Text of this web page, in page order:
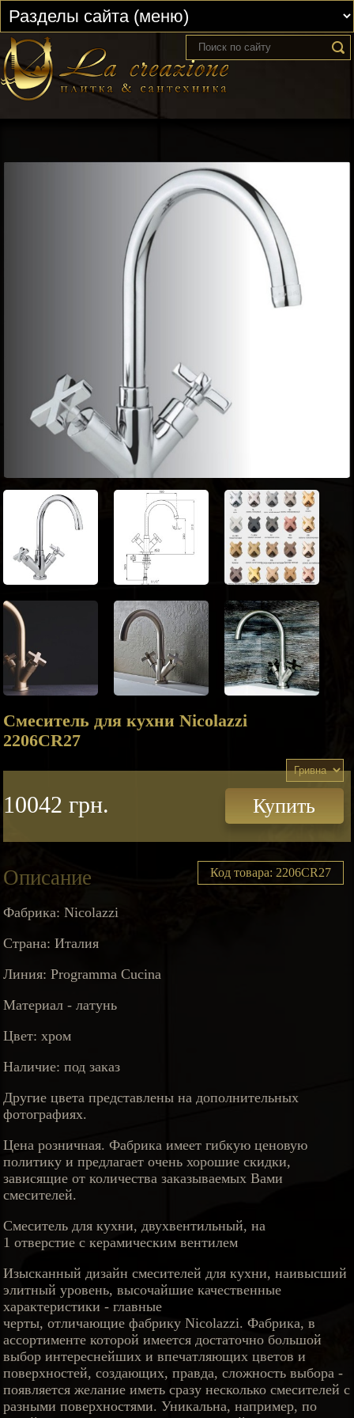
Смеситель для кухни Nicolazzi
2206CR27
10042 грн. Купить
Описание Код товара: 2206CR27
Фабрика: Nicolazzi
Страна: Италия
Линия: Programma Cucina
Материал - латунь
Цвет: хром
Наличие: под заказ
Другие цвета представлены на дополнительных
фотографиях.
Цена розничная. Фабрика имеет гибкую ценовую
политику и предлагает очень хорошие скидки,
зависящие от количества заказываемых Вами
смесителей.
Смеситель для кухни, двухвентильный, на
1 отверстие с керамическим вентилем
Изысканный дизайн смесителей для кухни, наивысший
элитный уровень, высочайшие качественные
характеристики - главные
черты, отличающие фабрику Nicolazzi. Фабрика, в
ассортименте которой имеется достаточно большой
выбор интереснейших и впечатляющих цветов и
поверхностей, создающих, правда, сложность выбора -
появляется желание иметь сразу несколько смесителей с
разными поверхностями. Уникальна, например, по